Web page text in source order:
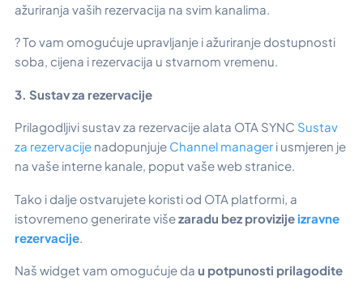
ažuriranja vaših rezervacija na svim kanalima.
? To vam omogućuje upravljanje i ažuriranje dostupnosti
soba, cijena i rezervacija u stvarnom vremenu.
3. Sustav za rezervacije
Prilagodljivi sustav za rezervacije alata OTA SYNC Sustav
za rezervacije nadopunjuje Channel manager i usmjeren je
na vaše interne kanale, poput vaše web stranice.
Tako i dalje ostvarujete koristi od OTA platformi, a
istovremeno generirate višezaradu bez provizije izravne
rezervacije
Naš widget vam omogućuje da u potpunosti prilagodite